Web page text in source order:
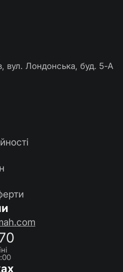
вул. Лондонська, буд. 5-А